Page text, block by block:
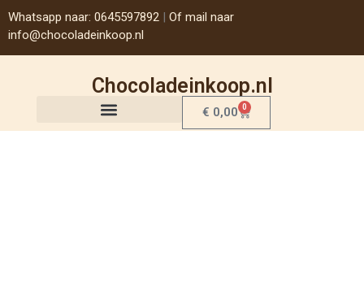
Whatsapp naar: 0645597892 | Of mail naar
info@chocoladeinkoop.nl
Chocoladeinkoop.nl
€ 0,00 0